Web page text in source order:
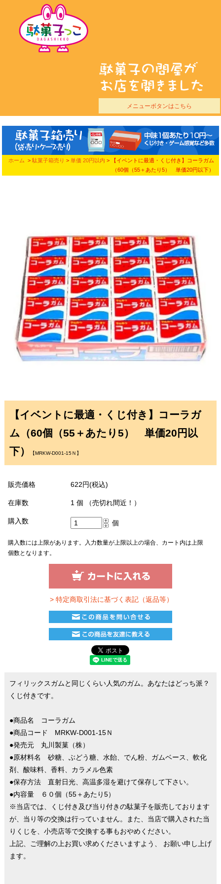
メニューボタンはこちら
ホーム > 駄菓子箱売り > 単価 20円以内 > 【イベントに最適・くじ付き】コーラガム
（60個（55＋あたり5） 単価20円以下）
【イベントに最適・くじ付き】コーラガ
ム（60個（55＋あたり5） 単価20円以
下）
【MRKW-D001-15Ｎ】
販売価格 622円(税込)
在庫数 1 個 （売切れ間近！）
購入数 個
購入数には上限があります。入力数量が上限以上の場合、カート内は上限
個数となります。
> 特定商取引法に基づく表記（返品等）
フィリックスガムと同じくらい人気のガム。あなたはどっち派？
くじ付きです。
●商品名 コーラガム
●商品コード MRKW-D001-15Ｎ
●発売元 丸川製菓（株）
●原材料名 砂糖、ぶどう糖、水飴、でん粉、ガムベース、軟化
剤、酸味料、香料、カラメル色素
●保存方法 直射日光、高温多湿を避けて保存して下さい。
●内容量 ６０個（55＋あたり5）
※当店では、くじ付き及び当り付きの駄菓子を販売しております
が、当り等の交換は行っていません。また、当店で購入された当
りくじを、小売店等で交換する事もおやめください。
上記、ご理解の上お買い求めくださいますよう、 お願い申し上げ
ます。